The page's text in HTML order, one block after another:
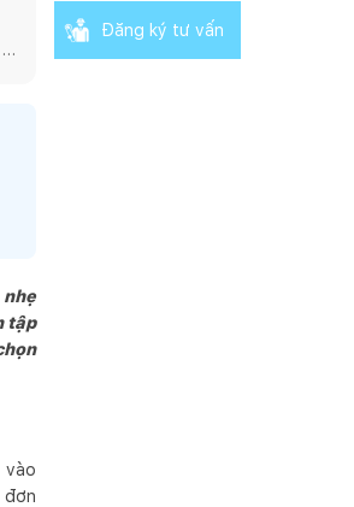
tập
vào
đơn
Đăng ký tư vấn